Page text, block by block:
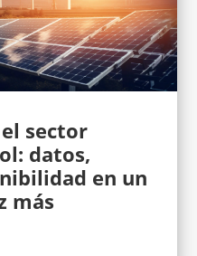
sector
datos,
en un
más